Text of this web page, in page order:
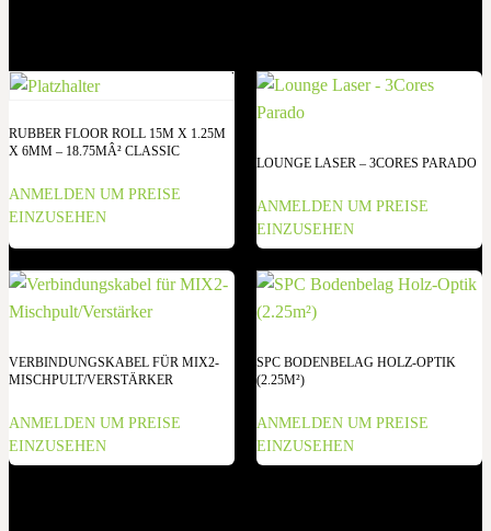
RUBBER FLOOR ROLL 15M X 1.25M
X 6MM – 18.75MÂ² CLASSIC
ANMELDEN UM PREISE
EINZUSEHEN
LOUNGE LASER – 3CORES PARADO
ANMELDEN UM PREISE
EINZUSEHEN
VERBINDUNGSKABEL FÜR MIX2-
MISCHPULT/VERSTÄRKER
ANMELDEN UM PREISE
EINZUSEHEN
SPC BODENBELAG HOLZ-OPTIK
(2.25M²)
ANMELDEN UM PREISE
EINZUSEHEN